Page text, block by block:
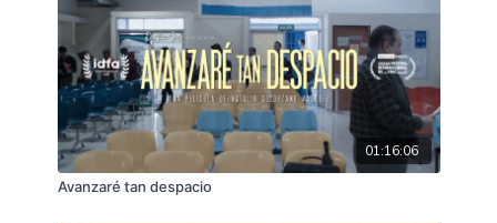
los últimos años y una de las amistades más
entrañables e inesperadas de la historia del cine.
01:16:06
Avanzaré tan despacio